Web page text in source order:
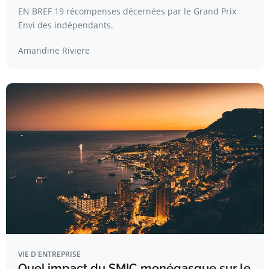
EN BREF 19 récompenses décernées par le Grand Prix
Envi des indépendants.
Amandine Riviere
VIE D'ENTREPRISE